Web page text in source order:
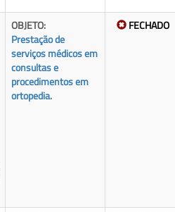
OBJETO:
Prestação de
serviços médicos em
consultas e
procedimentos em
ortopedia.
FECHADO